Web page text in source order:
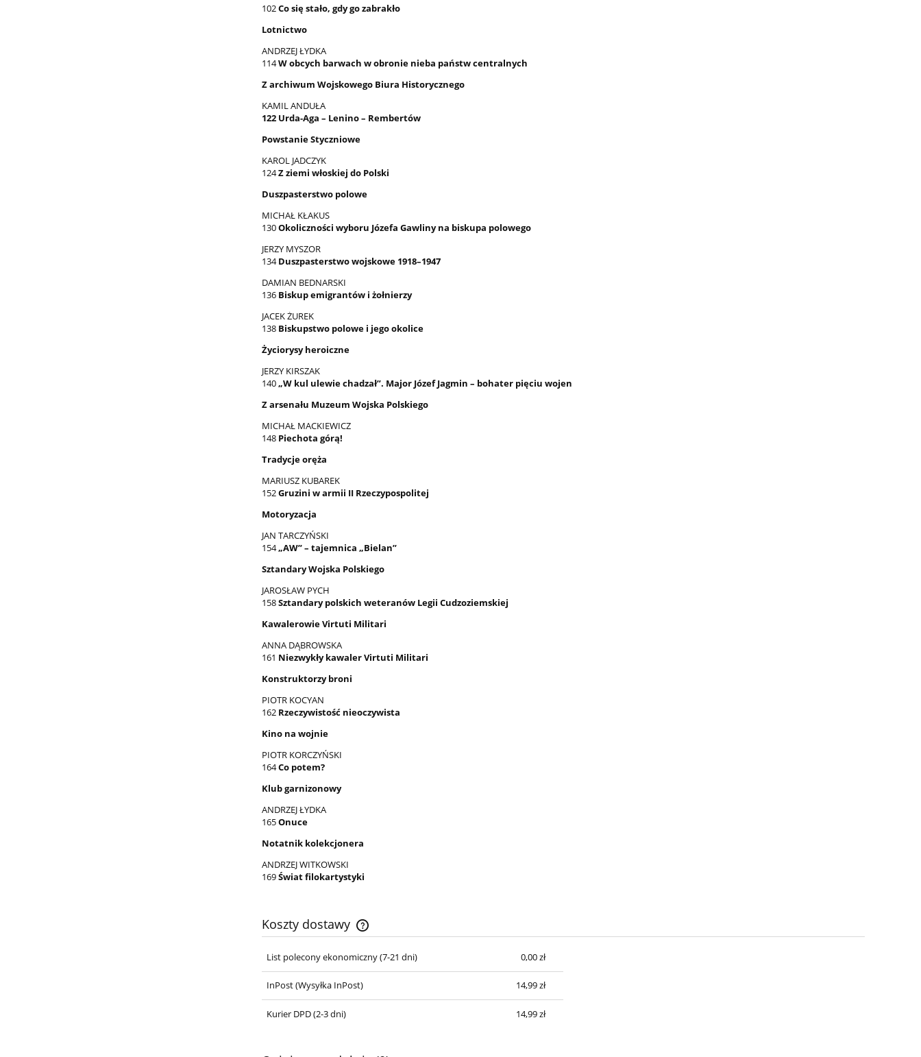
102Co się stało, gdy go zabrakło
Lotnictwo
ANDRZEJ ŁYDKA
114W obcych barwach w obronie nieba państw centralnych
Z archiwum Wojskowego Biura Historycznego
KAMIL ANDUŁA
122 Urda-Aga – Lenino – Rembertów
Powstanie Styczniowe
KAROL JADCZYK
124Z ziemi włoskiej do Polski
Duszpasterstwo polowe
MICHAŁ KŁAKUS
130Okoliczności wyboru Józefa Gawliny na biskupa polowego
JERZY MYSZOR
134Duszpasterstwo wojskowe 1918–1947
DAMIAN BEDNARSKI
136 Biskup emigrantów i żołnierzy
JACEK ŻUREK
138 Biskupstwo polowe i jego okolice
Życiorysy heroiczne
JERZY KIRSZAK
140„W kul ulewie chadzał”. Major Józef Jagmin – bohater pięciu wojen
Z arsenału Muzeum Wojska Polskiego
MICHAŁ MACKIEWICZ
148 Piechota górą!
Tradycje oręża
MARIUSZ KUBAREK
152Gruzini w armii II Rzeczypospolitej
Motoryzacja
JAN TARCZYŃSKI
154„AW” – tajemnica „Bielan”
Sztandary Wojska Polskiego
JAROSŁAW PYCH
158Sztandary polskich weteranów Legii Cudzoziemskiej
Kawalerowie Virtuti Militari
ANNA DĄBROWSKA
161 Niezwykły kawaler Virtuti Militari
Konstruktorzy broni
PIOTR KOCYAN
162 Rzeczywistość nieoczywista
Kino na wojnie
PIOTR KORCZYŃSKI
164Co potem?
Klub garnizonowy
ANDRZEJ ŁYDKA
165Onuce
Notatnik kolekcjonera
ANDRZEJ WITKOWSKI
169Świat filokartystyki
Koszty dostawy
Cena nie zawiera ewentualnych kosztów
płatności
List polecony ekonomiczny (7-21 dni) 0,00 zł
InPost(Wysyłka InPost) 14,99 zł
Kurier DPD (2-3 dni) 14,99 zł